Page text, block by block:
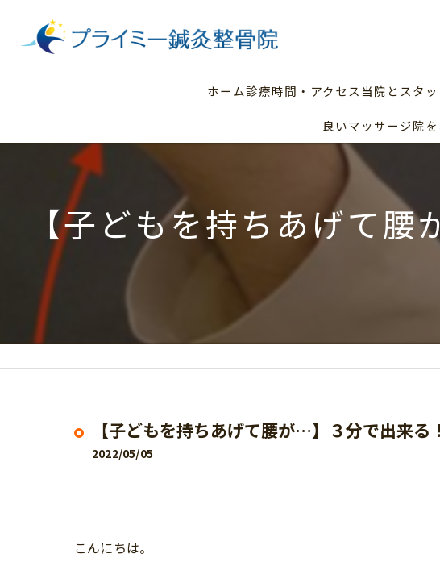
ホーム診療時間・アクセス 当院とスタ
良いマッサージ院
【子どもを持ちあげて
【子どもを持ちあげて腰が…】３分で出来る
2022/05/05
こんにちは。